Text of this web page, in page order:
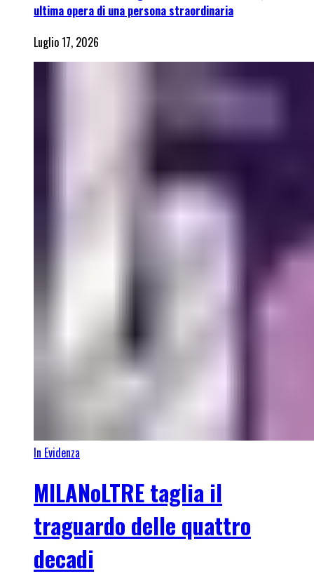
ultima opera di una persona straordinaria
Luglio 17, 2026
In Evidenza
MILANoLTRE taglia il
traguardo delle quattro
decadi